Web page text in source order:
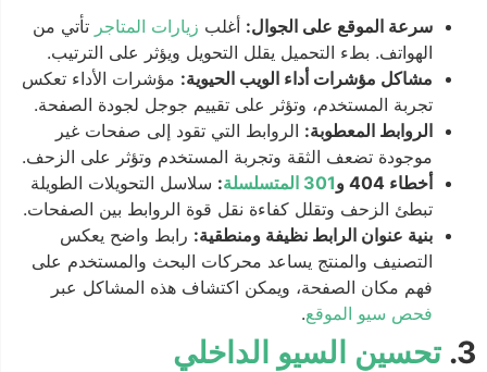
سرعة الموقع على الجوال:أغلب زيارات المتاجر تأتي من
الهواتف. بطء التحميل يقلل التحويل ويؤثر على الترتيب.
مشاكل مؤشرات أداء الويب الحيوية:مؤشرات الأداء تعكس
تجربة المستخدم، وتؤثر على تقييم جوجل لجودة الصفحة.
الروابط المعطوبة:الروابط التي تقود إلى صفحات غير
موجودة تضعف الثقة وتجربة المستخدم وتؤثر على الزحف.
أخطاء 404 و
301 المتسلسلة :سلاسل التحويلات الطويلة
تبطئ الزحف وتقلل كفاءة نقل قوة الروابط بين الصفحات.
بنية عنوان الرابط نظيفة ومنطقية:رابط واضح يعكس
التصنيف والمنتج يساعد محركات البحث والمستخدم على
فهم مكان الصفحة، ويمكن اكتشاف هذه المشاكل عبر
فحص سيو الموقع.
3. تحسين السيو الداخلي